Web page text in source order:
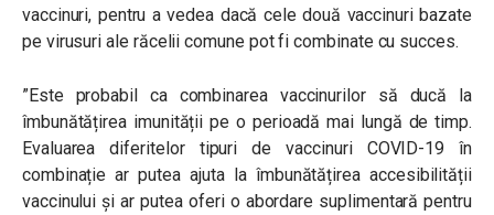
vaccinuri, pentru a vedea dacă cele două vaccinuri bazate
pe virusuri ale răcelii comune pot fi combinate cu succes.
”Este probabil ca combinarea vaccinurilor să ducă la
îmbunătățirea imunității pe o perioadă mai lungă de timp.
Evaluarea diferitelor tipuri de vaccinuri COVID-19 în
combinație ar putea ajuta la îmbunătățirea accesibilității
vaccinului și ar putea oferi o abordare suplimentară pentru